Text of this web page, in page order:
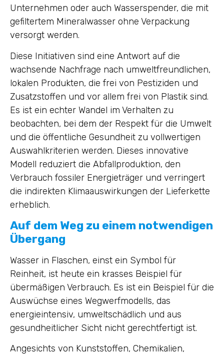
Unternehmen oder auch Wasserspender, die mit
gefiltertem Mineralwasser ohne Verpackung
versorgt werden.
Diese Initiativen sind eine Antwort auf die
wachsende Nachfrage nach umweltfreundlichen,
lokalen Produkten, die frei von Pestiziden und
Zusatzstoffen und vor allem frei von Plastik sind.
Es ist ein echter Wandel im Verhalten zu
beobachten, bei dem der Respekt für die Umwelt
und die öffentliche Gesundheit zu vollwertigen
Auswahlkriterien werden. Dieses innovative
Modell reduziert die Abfallproduktion, den
Verbrauch fossiler Energieträger und verringert
die indirekten Klimaauswirkungen der Lieferkette
erheblich.
Auf dem Weg zu einem notwendigen
Übergang
Wasser in Flaschen, einst ein Symbol für
Reinheit, ist heute ein krasses Beispiel für
übermäßigen Verbrauch. Es ist ein Beispiel für die
Auswüchse eines Wegwerfmodells, das
energieintensiv, umweltschädlich und aus
gesundheitlicher Sicht nicht gerechtfertigt ist.
Angesichts von Kunststoffen, Chemikalien,